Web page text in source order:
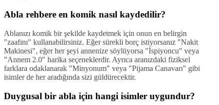
Abla rehbere en komik nasıl kaydedilir?
Ablanızı komik bir şekilde kaydetmek için onun en belirgin
"zaafını" kullanabilirsiniz. Eğer sürekli borç istiyorsanız "Nakit
Makinesi", eğer her şeyi annenize söylüyorsa "İspiyoncu" veya
"Annem 2.0" harika seçeneklerdir. Ayrıca aranızdaki fiziksel
farklara odaklanarak "Minyonum" veya "Pijama Canavarı" gibi
isimler de her aradığında sizi güldürecektir.
Duygusal bir abla için hangi isimler uygundur?